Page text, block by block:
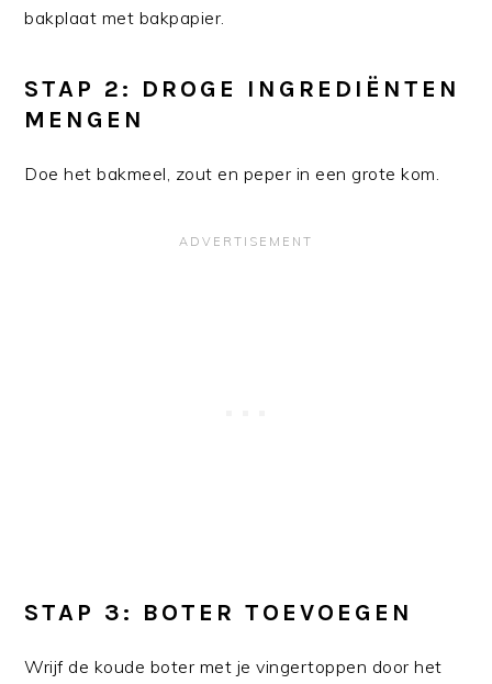
bakplaat met bakpapier.
STAP 2: DROGE INGREDIËNTEN
MENGEN
Doe het bakmeel, zout en peper in een grote kom.
STAP 3: BOTER TOEVOEGEN
Wrijf de koude boter met je vingertoppen door het